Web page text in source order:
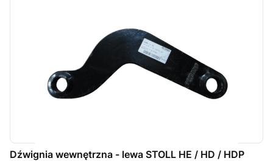
Dźwignia wewnętrzna - lewa STOLL HE / HD / HDP